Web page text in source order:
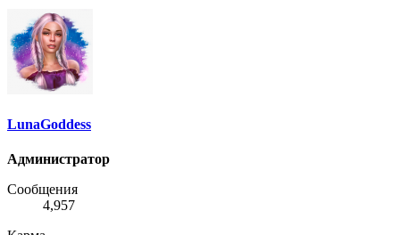
LunaGoddess
Администратор
Сообщения
4,957